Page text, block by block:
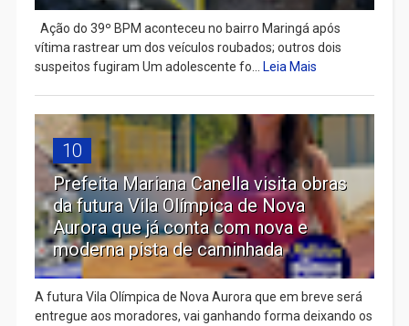
Ação do 39º BPM aconteceu no bairro Maringá após
vítima rastrear um dos veículos roubados; outros dois
suspeitos fugiram Um adolescente fo...
Leia Mais
10
Prefeita Mariana Canella visita obras
da futura Vila Olímpica de Nova
Aurora que já conta com nova e
moderna pista de caminhada
A futura Vila Olímpica de Nova Aurora que em breve será
entregue aos moradores, vai ganhando forma deixando os